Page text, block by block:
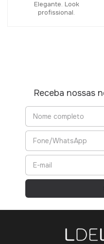
Elegante. Look
profissional.
Receba nossas